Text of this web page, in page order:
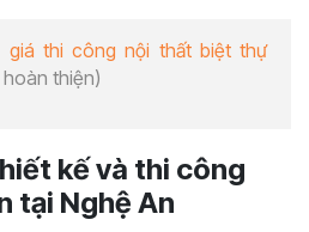
giá thi công nội thất biệt thự
thiện)
kế và thi công
tại Nghệ An